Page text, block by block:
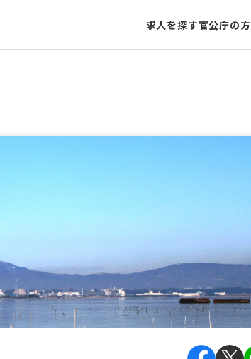
求人を探す官公庁の方